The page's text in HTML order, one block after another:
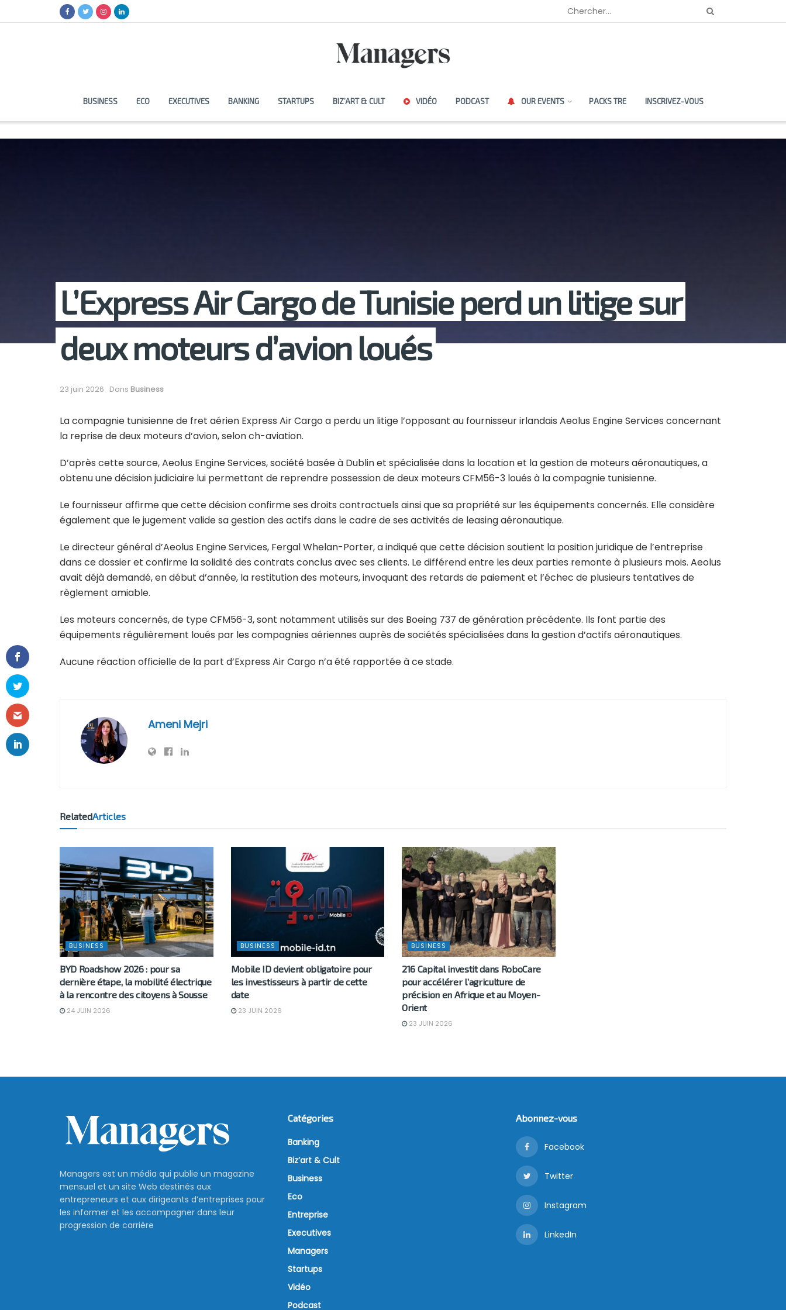
BUSINESS ECO EXECUTIVES BANKING STARTUPS BIZ’ART & CULT VIDÉO PODCAST OUR EVENTS PACKS TRE INSCRIVEZ-VOUS
L’Express Air Cargo de Tunisie perd un litige sur
deux moteurs d’avion loués
23 juin 2026 Dans Business
La compagnie tunisienne de fret aérien Express Air Cargo a perdu un litige l’opposant au fournisseur irlandais Aeolus Engine Services concernant
la reprise de deux moteurs d’avion, selon ch-aviation.
D’après cette source, Aeolus Engine Services, société basée à Dublin et spécialisée dans la location et la gestion de moteurs aéronautiques, a
obtenu une décision judiciaire lui permettant de reprendre possession de deux moteurs CFM56-3 loués à la compagnie tunisienne.
Le fournisseur affirme que cette décision confirme ses droits contractuels ainsi que sa propriété sur les équipements concernés. Elle considère
également que le jugement valide sa gestion des actifs dans le cadre de ses activités de leasing aéronautique.
Le directeur général d’Aeolus Engine Services, Fergal Whelan-Porter, a indiqué que cette décision soutient la position juridique de l’entreprise
dans ce dossier et confirme la solidité des contrats conclus avec ses clients. Le différend entre les deux parties remonte à plusieurs mois. Aeolus
avait déjà demandé, en début d’année, la restitution des moteurs, invoquant des retards de paiement et l’échec de plusieurs tentatives de
règlement amiable.
Les moteurs concernés, de type CFM56-3, sont notamment utilisés sur des Boeing 737 de génération précédente. Ils font partie des
équipements régulièrement loués par les compagnies aériennes auprès de sociétés spécialisées dans la gestion d’actifs aéronautiques.
Aucune réaction officielle de la part d’Express Air Cargo n’a été rapportée à ce stade.
Ameni Mejri
RelatedArticles
BUSINESS
BYD Roadshow 2026 : pour sa
dernière étape, la mobilité électrique
à la rencontre des citoyens à Sousse
24 JUIN 2026
BUSINESS
Mobile ID devient obligatoire pour
les investisseurs à partir de cette
date
23 JUIN 2026
BUSINESS
216 Capital investit dans RoboCare
pour accélérer l’agriculture de
précision en Afrique et au Moyen-
Orient
23 JUIN 2026
Mobile ID devient obligatoire